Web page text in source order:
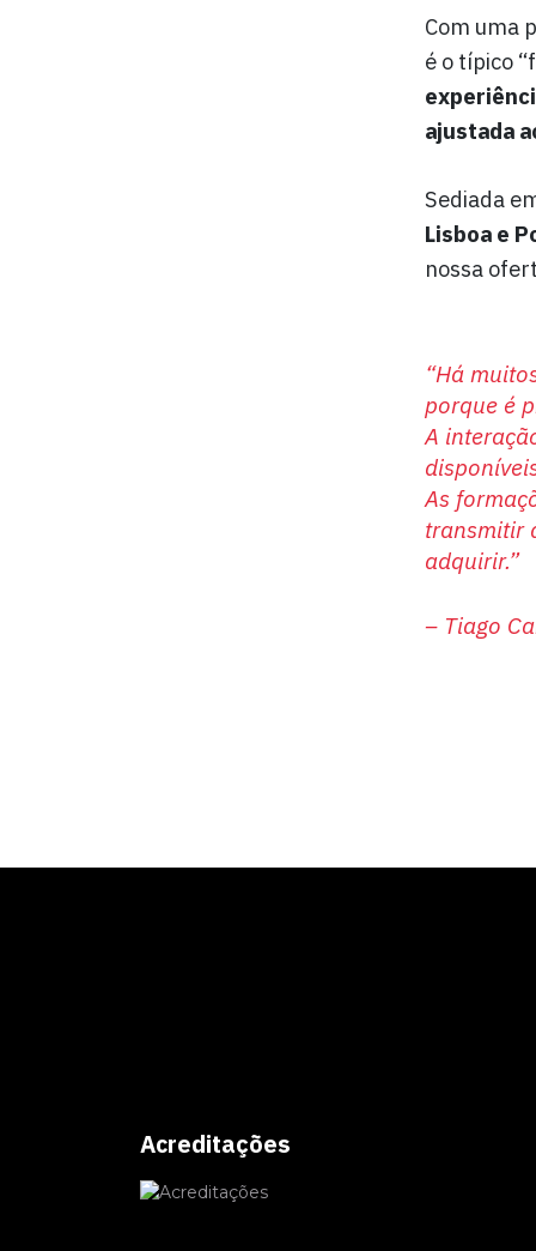
Com uma
é o típico
ajustada
Sediada
Lisboa e
nossa
“Há
porque é
A
As
transmitir
adquirir.”
– Tiago
Acreditações